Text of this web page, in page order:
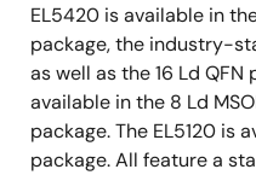
EL5420 is available in
package, the industry-
as well as the 16 Ld QFN
available in the 8 Ld
package. The EL5120 is
package. All feature a